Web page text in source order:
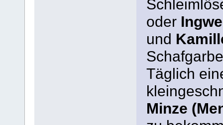
oder
und
Täglich
Minze